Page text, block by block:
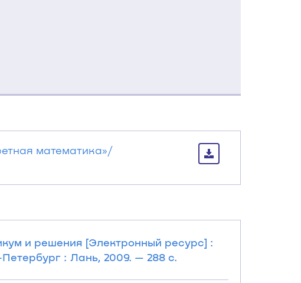
математика»/
и решения [Электронный ресурс] :
: Лань, 2009. — 288 с.